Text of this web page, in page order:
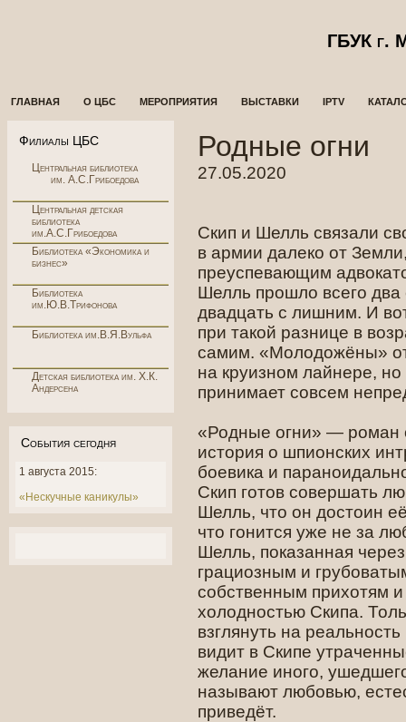
ГБУК г.
ГЛАВНАЯ О ЦБС МЕРОПРИЯТИЯ ВЫСТАВКИ IPTV
Филиалы ЦБС
Центральная библиотека
им. А.С.Грибоедова
Центральная детская
библиотека
им.А.С.Грибоедова
Библиотека «Экономика и
бизнес»
Библиотека
им.Ю.В.Трифонова
Библиотека им.В.Я.Вульфа
Детская библиотека им. Х.К.
Андерсена
События сегодня
1 августа 2015:
«Нескучные каникулы»
Родные огни
27.05.2020
Скип и Шелль связали
в армии далеко от
преуспевающим
Шелль прошло всего два
двадцать с лишним. И
при такой разнице в
самим. «Молодожёны»
на круизном лайнере,
принимает совсем
«Родные огни» — роман
история о шпионских
боевика и
Скип готов совершать
Шелль, что он достоин
что гонится уже не за
Шелль, показанная
грациозным и
собственным прихотям и
холодностью Скипа.
взглянуть на
видит в Скипе
желание иного,
называют любовью,
приведёт.